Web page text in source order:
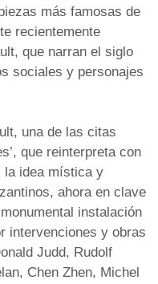
más famosas de
recientemente
que narran el siglo
sociales y personajes
una de las citas
que reinterpreta con
la idea mística y
ahora en clave
instalación
intervenciones y obras
Judd, Rudolf
Chen Zhen, Michel